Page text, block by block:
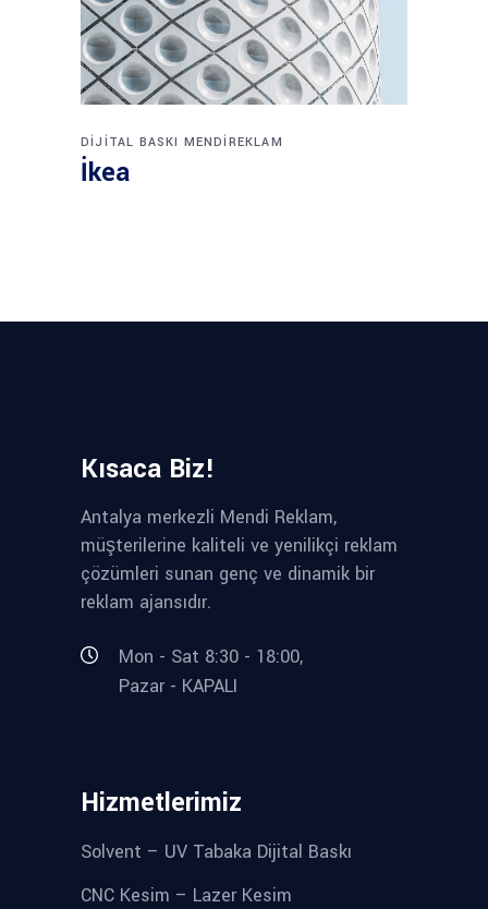
DIJITAL BASKI MENDIREKLAM
İkea
Kısaca Biz!
Antalya merkezli Mendi Reklam,
müşterilerine kaliteli ve yenilikçi reklam
çözümleri sunan genç ve dinamik bir
reklam ajansıdır.
Mon - Sat 8:30 - 18:00,
Pazar - KAPALI
Hizmetlerimiz
Solvent – UV Tabaka Dijital Baskı
CNC Kesim – Lazer Kesim